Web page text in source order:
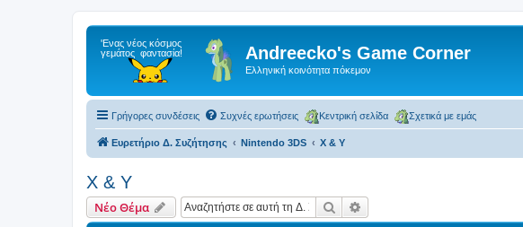
Andreecko's Game Corner
Ελληνική κοινότητα πόκεμον
Γρήγορες συνδέσεις Συχνές ερωτήσεις Κεντρική σελίδα Σχετικά με εμάς
Ευρετήριο Δ. Συζήτησης Nintendo 3DS X & Y
X & Y
Νέο Θέμα Αναζήτηση